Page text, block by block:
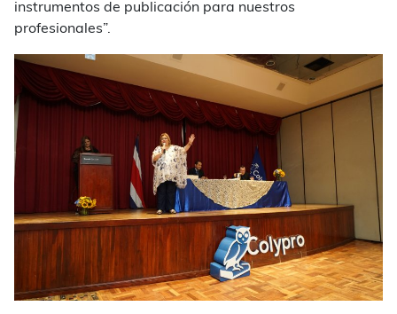
instrumentos de publicación para nuestros
profesionales”.